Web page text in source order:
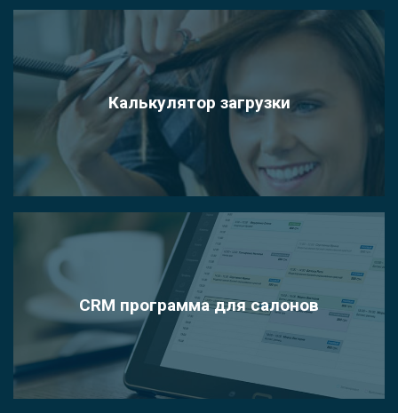
Калькулятор загрузки
CRM программа для салонов